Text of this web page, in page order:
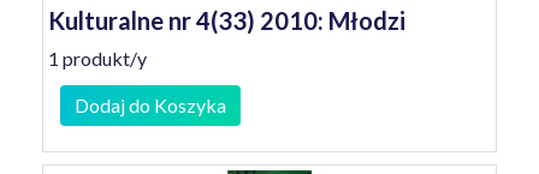
Kulturalne nr 4(33) 2010: Młodzi
1 produkt/y
Dodaj do Koszyka